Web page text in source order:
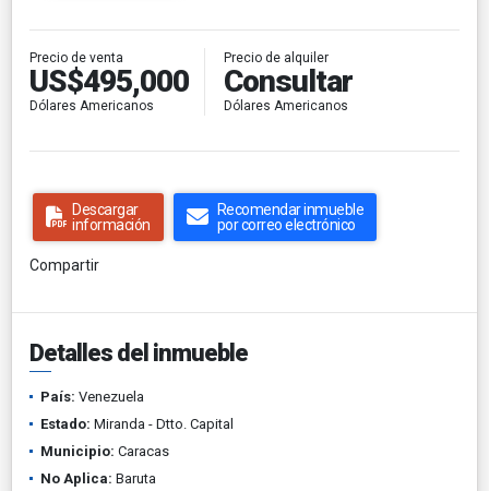
Precio de venta
US$495,000
Dólares Americanos
Precio de alquiler
Consultar
Dólares Americanos
Descargar
información
Recomendar inmueble
por correo electrónico
Compartir
Detalles del inmueble
País: Venezuela
Estado: Miranda - Dtto. Capital
Municipio: Caracas
No Aplica: Baruta